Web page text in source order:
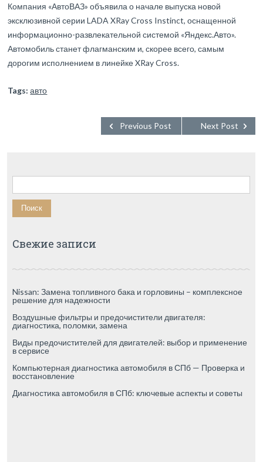
Компания «АвтоВАЗ» объявила о начале выпуска новой
эксклюзивной серии LADA XRay Cross Instinct, оснащенной
информационно-развлекательной системой «Яндекс.Авто».
Автомобиль станет флагманским и, скорее всего, самым
дорогим исполнением в линейке XRay Cross.
Tags: авто
Next Post
Previous Post
Найти:
Свежие записи
Nissan: Замена топливного бака и горловины – комплексное
решение для надежности
Воздушные фильтры и предочистители двигателя:
диагностика, поломки, замена
Виды предочистителей для двигателей: выбор и применение
в сервисе
Компьютерная диагностика автомобиля в СПб — Проверка и
восстановление
Диагностика автомобиля в СПб: ключевые аспекты и советы